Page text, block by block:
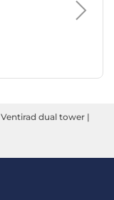
Ventola
Noctua
Ventirad dual tower |